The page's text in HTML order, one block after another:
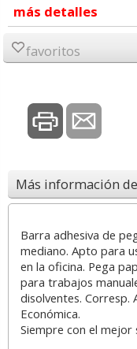
más detalles
favoritos
Más información
Barra adhesiva de
mediano. Apto para
en la oficina. Pega
para trabajos
disolventes. Corresp.
Económica.
Siempre con el mejor